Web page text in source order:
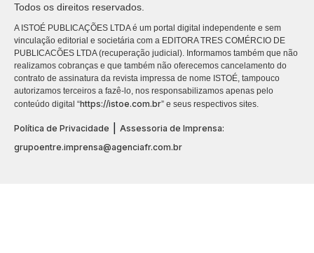
Todos os direitos reservados.
A ISTOÉ PUBLICAÇÕES LTDA é um portal digital independente e sem
vinculação editorial e societária com a EDITORA TRES COMÉRCIO DE
PUBLICACÕES LTDA (recuperação judicial). Informamos também que não
realizamos cobranças e que também não oferecemos cancelamento do
contrato de assinatura da revista impressa de nome ISTOÉ, tampouco
autorizamos terceiros a fazê-lo, nos responsabilizamos apenas pelo
conteúdo digital “https://istoe.com.br” e seus respectivos sites.
Política de Privacidade
Assessoria de Imprensa:
grupoentre.imprensa@agenciafr.com.br